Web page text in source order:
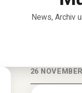
News, Archiv
26